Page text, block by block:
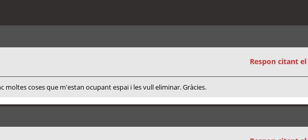
Respon citant
coses que m'estan ocupant espai i les vull eliminar. Gràcies.